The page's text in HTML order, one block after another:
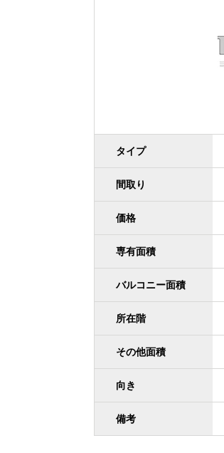
タイプ
間取り
価格
専有面積
バルコニー面積
所在階
その他面積
向き
備考